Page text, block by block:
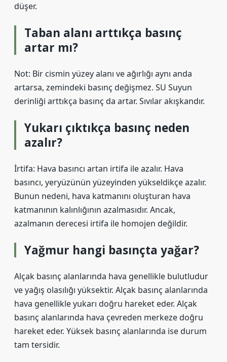
düşer.
Taban alanı arttıkça basınç
artar mı?
Not: Bir cismin yüzey alanı ve ağırlığı aynı anda
artarsa, zemindeki basınç değişmez. SU Suyun
derinliği arttıkça basınç da artar. Sıvılar akışkandır.
Yukarı çıktıkça basınç neden
azalır?
İrtifa: Hava basıncı artan irtifa ile azalır. Hava
basıncı, yeryüzünün yüzeyinden yükseldikçe azalır.
Bunun nedeni, hava katmanını oluşturan hava
katmanının kalınlığının azalmasıdır. Ancak,
azalmanın derecesi irtifa ile homojen değildir.
Yağmur hangi basınçta yağar?
Alçak basınç alanlarında hava genellikle bulutludur
ve yağış olasılığı yüksektir. Alçak basınç alanlarında
hava genellikle yukarı doğru hareket eder. Alçak
basınç alanlarında hava çevreden merkeze doğru
hareket eder. Yüksek basınç alanlarında ise durum
tam tersidir.